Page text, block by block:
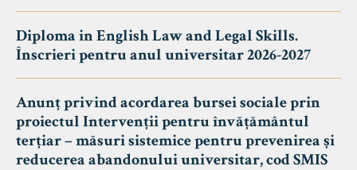
Diploma in English Law and Legal Skills.
Înscrieri pentru anul universitar 2026-2027
Anunț privind acordarea bursei sociale prin
proiectul Intervenții pentru învățământul
terțiar – măsuri sistemice pentru prevenirea și
reducerea abandonului universitar, cod SMIS